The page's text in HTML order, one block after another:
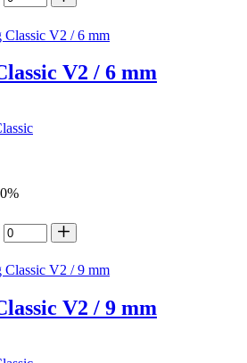
V2 / 6 mm
V2 / 9 mm